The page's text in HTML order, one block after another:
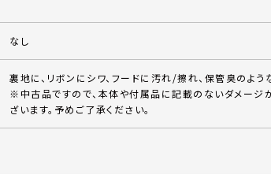
なし
裏地に、リボンにシワ、フードに汚れ/擦れ、保管臭のよう
※中古品ですので、本体や付属品に記載のないダメージ
ざいます。予めご了承ください。